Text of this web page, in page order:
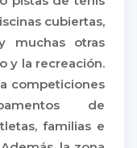
cubiertas,
muchas otras
y la recreación.
competiciones
de
familias e